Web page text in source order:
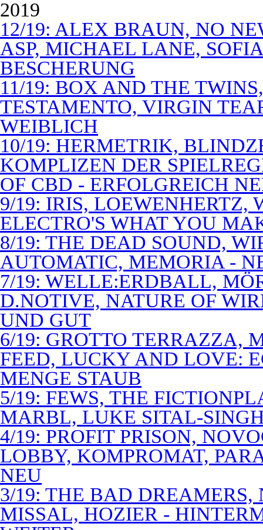
2019
12/19: ALEX BRAUN, NO
ASP, MICHAEL LANE,
BESCHERUNG
11/19: BOX AND THE
TESTAMENTO, VIRGIN
WEIBLICH
10/19: HERMETRIK,
KOMPLIZEN DER
OF CBD - ERFOLGREICH
9/19: IRIS, LOEWENHERTZ,
ELECTRO'S WHAT YOU
8/19: THE DEAD SOUND,
AUTOMATIC, MEMORIA -
7/19: WELLE:ERDBALL,
D.NOTIVE, NATURE OF
UND GUT
6/19: GROTTO TERRAZZA,
FEED, LUCKY AND LOVE:
MENGE STAUB
5/19: FEWS, THE
MARBL, LUKE SITAL-
4/19: PROFIT PRISON,
LOBBY, KOMPROMAT,
NEU
3/19: THE BAD
MISSAL, HOZIER -